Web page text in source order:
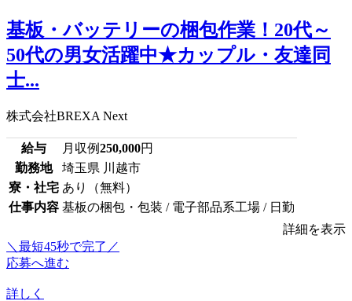
基板・バッテリーの梱包作業！20代～
50代の男女活躍中★カップル・友達同
士...
株式会社BREXA Next
給与 月収例250,000円
勤務地
埼玉県 川越市
寮・社宅 あり（無料）
仕事内容 基板の梱包・包装 / 電子部品系工場 / 日勤
詳細を表示
＼最短45秒で完了／
応募へ進む
詳しく